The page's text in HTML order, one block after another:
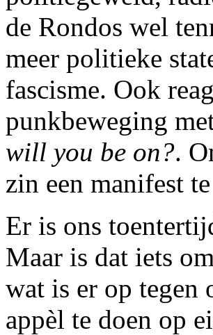
de Rondos wel
meer politieke
fascisme. Ook
punkbeweging
will you be on?.
zin een manifest
Er is ons
Maar is dat iets
wat is er op tegen
appèl te doen op